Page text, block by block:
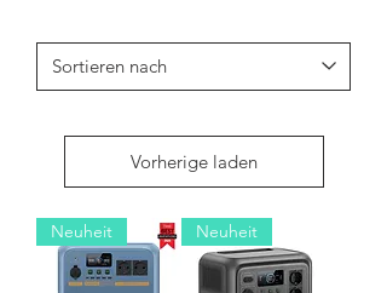
Vorherige laden
Neuheit Neuheit